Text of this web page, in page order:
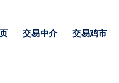
交易中介 交易鸡市